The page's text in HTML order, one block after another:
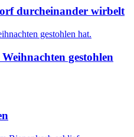
durcheinander wirbelt
gestohlen